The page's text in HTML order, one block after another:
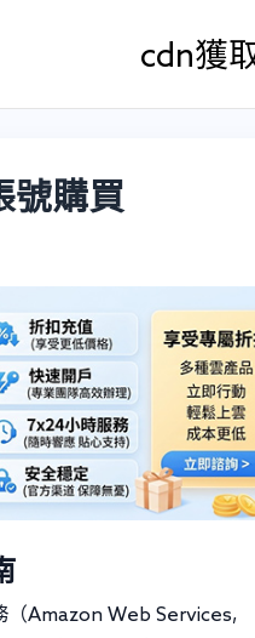
cdn獲
號購買
（Amazon Web Services,